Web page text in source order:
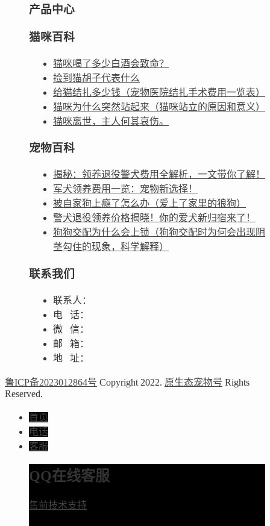
产品中心
猫咪百科
猫咪喝了多少白酒会致命？
捡到猫胡子代表什么
给猫结扎多少钱（宠物医院结扎手术费用一览表）
猫咪为什么突然站起来（猫咪站立的原因和意义）
猫咪离世，主人何其哀伤。
宠物百科
揭秘：领养退役警犬费用全解析，一文带你了解！
军犬领养费用一览：宠物新选择！
被自家狗上瘾了怎么办（爱上了家里的狼狗）
警犬退役领养价格揭晓！你的爱犬新归宿来了！
狗狗交配为什么会上锁（狗狗交配时为何会出现阴
茎勾住的现象，科学解释）
联系我们
联系人：
电 话：
微 信：
邮 箱：
地 址：
鲁ICP备2023012864号 Copyright 2022. 原生态宠物号 Rights
Reserved.
首页
电话
客服
QQ在线客服
售前技术支持